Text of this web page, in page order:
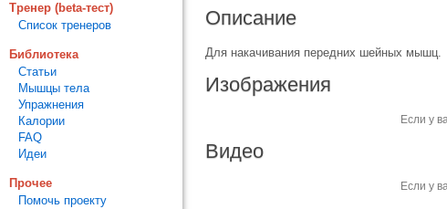
Описание
Для накачивания передних шейных мышц.
Изображения
Если у
Видео
Если у
Тренер (beta-тест)
Список тренеров
Библиотека
Статьи
Мышцы тела
Упражнения
Калории
FAQ
Идеи
Прочее
Помочь проекту